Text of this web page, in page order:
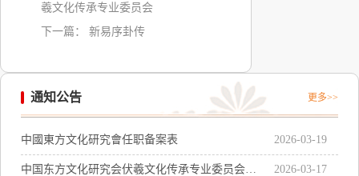
羲文化传承专业委员会
下一篇：
新易序卦传
通知公告 更多>>
中國東方文化研究會任职备案表 2026-03-19
中国东方文化研究会伏羲文化传承专业委员会主
2026-03-17